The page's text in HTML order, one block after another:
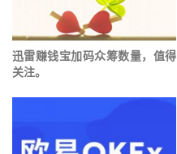
迅雷赚钱宝加码众筹数量，值得
关注。